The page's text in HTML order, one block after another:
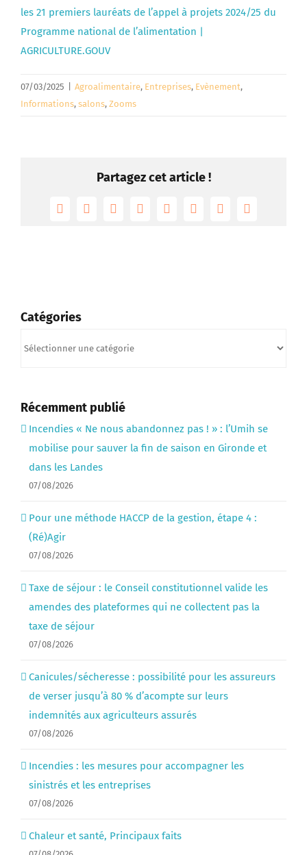
les 21 premiers lauréats de l’appel à projets 2024/25 du
Programme national de l’alimentation |
AGRICULTURE.GOUV
07/03/2025 Agroalimentaire, Entreprises, Evènement,
Informations, salons, Zooms
Partagez cet article !
FacebookTwitterRedditLinkedInTumblrPinterest
Vk Email
Catégories
Récemment publié
Incendies « Ne nous abandonnez pas ! » : l’Umih se
mobilise pour sauver la fin de saison en Gironde et
dans les Landes
07/08/2026
Pour une méthode HACCP de la gestion, étape 4 :
(Ré)Agir
07/08/2026
Taxe de séjour : le Conseil constitutionnel valide les
amendes des plateformes qui ne collectent pas la
taxe de séjour
07/08/2026
Canicules/sécheresse : possibilité pour les assureurs
de verser jusqu’à 80 % d’acompte sur leurs
indemnités aux agriculteurs assurés
07/08/2026
Incendies : les mesures pour accompagner les
sinistrés et les entreprises
07/08/2026
Chaleur et santé, Principaux faits